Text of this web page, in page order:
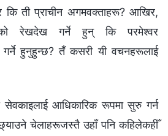
कि ती प्राचीन अगमवक्ताहरू? आखिर,
रेखदेख गर्ने हुन् कि परमेश्‍वर
हुनुहुन्छ? तँ कसरी यी वचनहरूलाई
आधिकारिक रूपमा सुरु गर्न
चेलाहरूजस्तै उहाँ पनि कहिलेकहीँ